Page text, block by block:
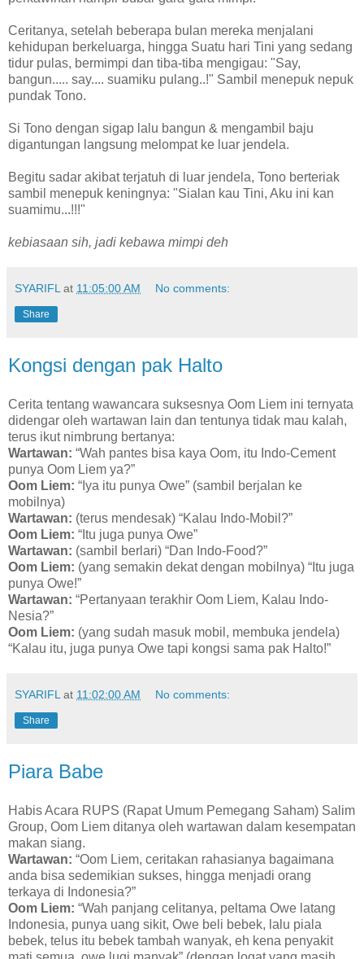
Ceritanya, setelah beberapa bulan mereka menjalani
kehidupan berkeluarga, hingga Suatu hari Tini yang sedang
tidur pulas, bermimpi dan tiba-tiba mengigau: "Say,
bangun..... say.... suamiku pulang..!" Sambil menepuk nepuk
pundak Tono.
Si Tono dengan sigap lalu bangun & mengambil baju
digantungan langsung melompat ke luar jendela.
Begitu sadar akibat terjatuh di luar jendela, Tono berteriak
sambil menepuk keningnya: "Sialan kau Tini, Aku ini kan
suamimu...!!!"
kebiasaan sih, jadi kebawa mimpi deh
SYARIFL at 11:05:00 AM No comments:
Share
Kongsi dengan pak Halto
Cerita tentang wawancara suksesnya Oom Liem ini ternyata
didengar oleh wartawan lain dan tentunya tidak mau kalah,
terus ikut nimbrung bertanya:
Wartawan: “Wah pantes bisa kaya Oom, itu Indo-Cement
punya Oom Liem ya?”
Oom Liem: “Iya itu punya Owe” (sambil berjalan ke
mobilnya)
Wartawan: (terus mendesak) “Kalau Indo-Mobil?”
Oom Liem: “Itu juga punya Owe”
Wartawan: (sambil berlari) “Dan Indo-Food?”
Oom Liem: (yang semakin dekat dengan mobilnya) “Itu juga
punya Owe!”
Wartawan: “Pertanyaan terakhir Oom Liem, Kalau Indo-
Nesia?”
Oom Liem: (yang sudah masuk mobil, membuka jendela)
“Kalau itu, juga punya Owe tapi kongsi sama pak Halto!”
SYARIFL at 11:02:00 AM No comments:
Share
Piara Babe
Habis Acara RUPS (Rapat Umum Pemegang Saham) Salim
Group, Oom Liem ditanya oleh wartawan dalam kesempatan
makan siang.
Wartawan: “Oom Liem, ceritakan rahasianya bagaimana
anda bisa sedemikian sukses, hingga menjadi orang
terkaya di Indonesia?”
Oom Liem: “Wah panjang celitanya, peltama Owe latang
Indonesia, punya uang sikit, Owe beli bebek, lalu piala
bebek, telus itu bebek tambah wanyak, eh kena penyakit